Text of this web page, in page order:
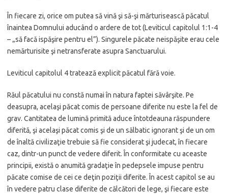
În fiecare zi, orice om putea să vină şi să-şi mărturisească păcatul
înaintea Domnului aducând o ardere de tot (Leviticul capitolul 1:1-4
– „să facă ispăşire pentru el”). Singurele păcate neispăşite erau cele
nemărturisite şi netransferate asupra Sanctuarului.
Leviticul capitolul 4 tratează explicit păcatul fără voie.
Răul păcatului nu constă numai în natura faptei săvârşite. Pe
deasupra, acelaşi păcat comis de persoane diferite nu este la fel de
grav. Cantitatea de lumină primită aduce întotdeauna răspundere
diferită, şi acelaşi păcat comis şi de un sălbatic ignorant şi de un om
de înaltă civilizaţie trebuie să fie considerat şi judecat, în fiecare
caz, dintr-un punct de vedere diferit. În conformitate cu aceaste
principii, există o anumită gradaţie în pedepsele impuse pentru
păcate comise de cei ce deţin poziţii diferite. În acest capitol se au
în vedere patru clase diferite de călcători de lege, şi fiecare este